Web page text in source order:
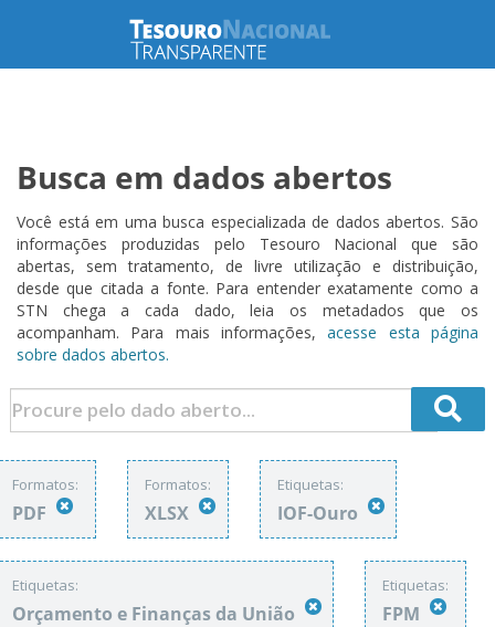
Busca em dados abertos
Você está em uma busca especializada de dados abertos. São
informações produzidas pelo Tesouro Nacional que são
abertas, sem tratamento, de livre utilização e distribuição,
desde que citada a fonte. Para entender exatamente como a
STN chega a cada dado, leia os metadados que os
acompanham. Para mais informações,acesse esta página
sobre dados abertos.
Formatos:
PDF
Formatos:
XLSX
Etiquetas:
IOF-Ouro
Etiquetas:
Orçamento e Finanças da União
Etiquetas:
FPM